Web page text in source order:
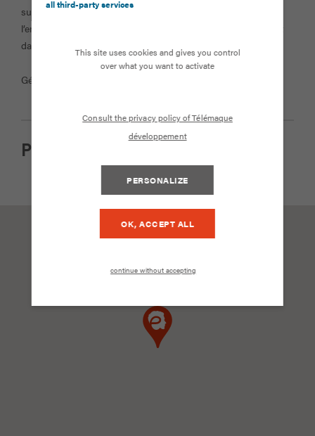
sur cette certification de la dimension apprenante de
l’entreprise. C’est la conviction de Télémaque Développement
dans son engagement de la formation.
Gérard TAPONAT. Août 2021
Partager cet article
all third-party services
This site uses cookies and gives you control
over what you want to activate
Consult the privacy policy of Télémaque
développement
PERSONALIZE
OK, ACCEPT ALL
continue without accepting